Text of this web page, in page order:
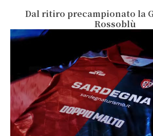
Dal ritiro precampionato la
Rossoblù